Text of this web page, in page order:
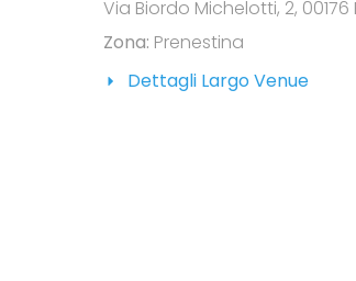
Via Biordo Michelotti, 2, 00176
Zona: Prenestina
Dettagli Largo Venue